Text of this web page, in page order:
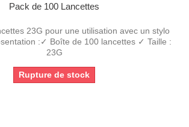
Pack de 100 Lancettes
23G pour une utilisation avec un stylo
:✓ Boîte de 100 lancettes ✓ Taille :
23G
Rupture de stock